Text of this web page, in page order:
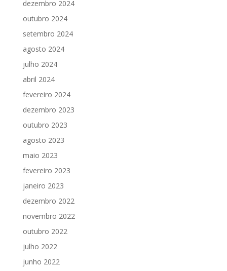
dezembro 2024
outubro 2024
setembro 2024
agosto 2024
julho 2024
abril 2024
fevereiro 2024
dezembro 2023
outubro 2023
agosto 2023
maio 2023
fevereiro 2023
janeiro 2023
dezembro 2022
novembro 2022
outubro 2022
julho 2022
junho 2022